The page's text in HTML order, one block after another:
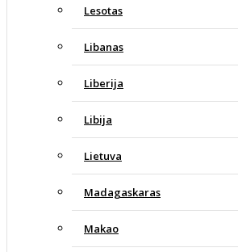
Lesotas
Libanas
Liberija
Libija
Lietuva
Madagaskaras
Makao